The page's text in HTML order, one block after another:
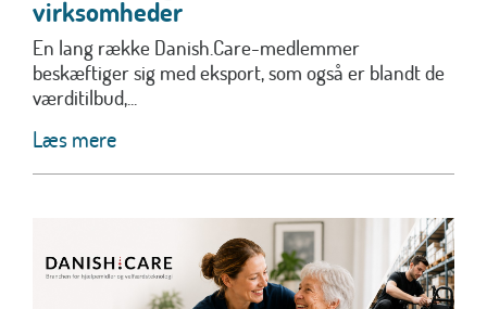
virksomheder
En lang række Danish.Care-medlemmer
beskæftiger sig med eksport, som også er blandt de
værditilbud,...
Læs mere